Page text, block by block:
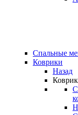
Спальные
Коврики
Назад